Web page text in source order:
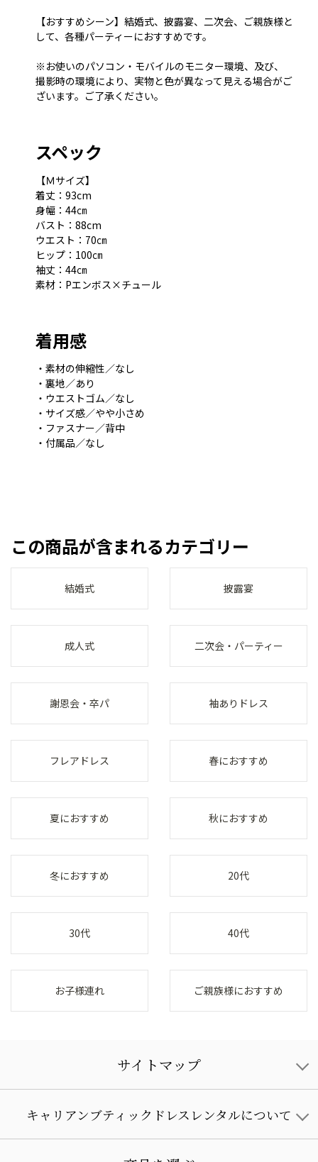
【おすすめシーン】結婚式、披露宴、二次会、ご親族様と
して、各種パーティーにおすすめです。
※お使いのパソコン・モバイルのモニター環境、及び、
撮影時の環境により、実物と色が異なって見える場合がご
ざいます。ご了承ください。
スペック
【Ｍサイズ】
着丈：93cm
身幅：44㎝
バスト：88cm
ウエスト：70㎝
ヒップ：100㎝
袖丈：44㎝
素材：Pエンボス×チュール
着用感
・素材の伸縮性／なし
・裏地／あり
・ウエストゴム／なし
・サイズ感／やや小さめ
・ファスナー／背中
・付属品／なし
この商品が含まれるカテゴリー
結婚式 披露宴
成人式 二次会・パーティー
謝恩会・卒パ 袖ありドレス
フレアドレス 春におすすめ
夏におすすめ 秋におすすめ
冬におすすめ 20代
30代 40代
お子様連れ ご親族様におすすめ
サイトマップ
キャリアンブティックドレスレンタルについて